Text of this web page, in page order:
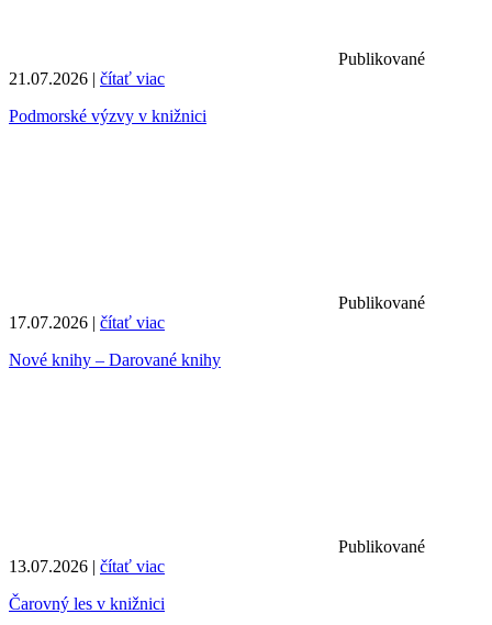
Publikované
21.07.2026 | čítať viac
Podmorské výzvy v knižnici
Publikované
17.07.2026 | čítať viac
Nové knihy – Darované knihy
Publikované
13.07.2026 | čítať viac
Čarovný les v knižnici